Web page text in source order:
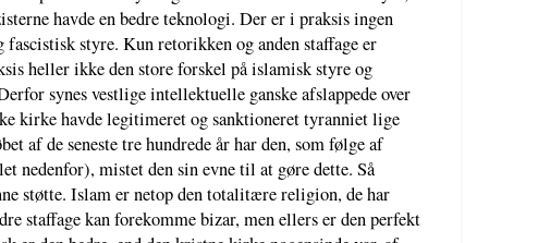
havde en bedre teknologi. Der er i praksis ingen
styre. Kun retorikken og anden staffage er
heller ikke den store forskel på islamisk styre og
synes vestlige intellektuelle ganske afslappede over
kirke havde legitimeret og sanktioneret tyranniet lige
af de seneste tre hundrede år har den, som følge af
nedenfor), mistet den sin evne til at gøre dette. Så
støtte. Islam er netop den totalitære religion, de har
staffage kan forekomme bizar, men ellers er den perfekt